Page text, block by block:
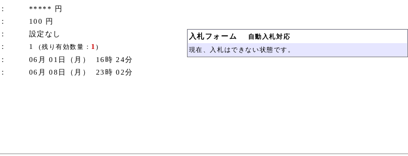
***** 円
100 円
設定なし
1(残り有効数量： 1 )
06月 01日（月） 16時 24分
06月 08日（月） 23時 02分
入札フォーム
自動入札対応
現在、入札はできない状態です。